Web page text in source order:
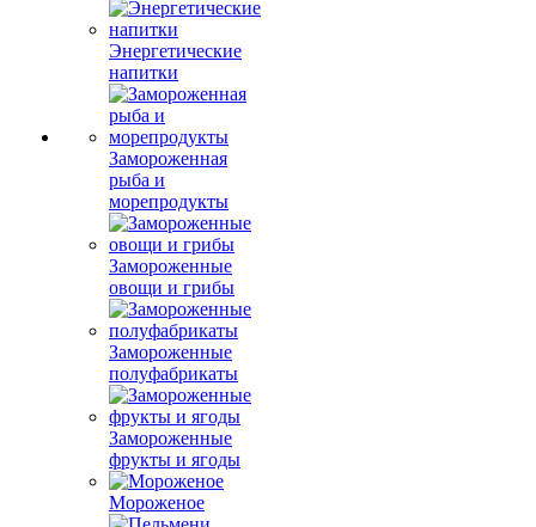
Энергетические
напитки
Замороженная
рыба и
морепродукты
Замороженные
овощи и грибы
Замороженные
полуфабрикаты
Замороженные
фрукты и ягоды
Мороженое